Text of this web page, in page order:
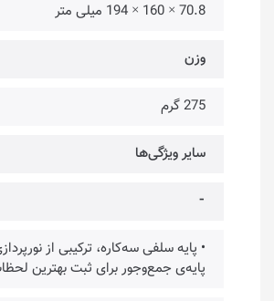
70.8 × 160 × 194 میلی متر
وزن
275 گرم
سایر ویژگی‌ها
⁃
• پایه سلفی سه‌کاره، ترکیبی از
پایه‌ی جمع‌وجور برای ثبت بهترین